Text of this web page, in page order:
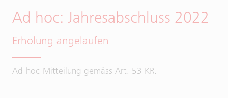
Ad hoc: Jahresabschluss 2022
Erholung angelaufen
Ad-hoc-Mitteilung gemäss Art. 53 KR.